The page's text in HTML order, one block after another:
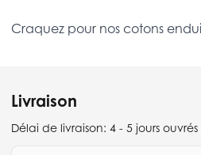
Craquez pour nos cotons
Livraison
Délai de livraison: 4 - 5 jours